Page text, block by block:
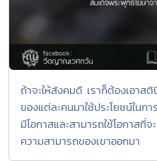
ถ้าจะให้สังคมดี เราก็ต้องเอา
ของแต่ละคนมาใช้ประโยชน์ใน
มีโอกาสและสามารถใช้โอกาส
ความสามารถของเขาออกมา